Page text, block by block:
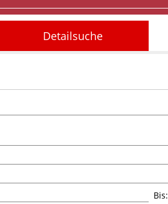
Detailsuche
Bis: